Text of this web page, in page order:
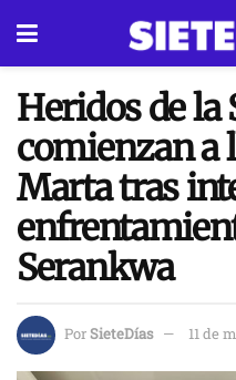
Heridos de la
comienzan a
Marta tras
Serankwa
PorSieteDías 11 de